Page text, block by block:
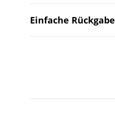
Einfache Rückgabe